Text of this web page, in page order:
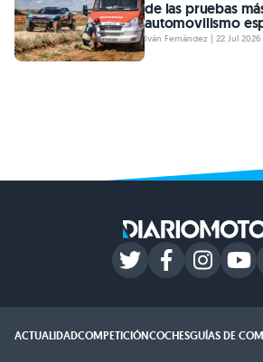
de las pruebas
automovilismo
Iván Fernández | 22 Jul 2026
ACTUALIDADCOMPETICIÓNCOCHESGUÍAS DE